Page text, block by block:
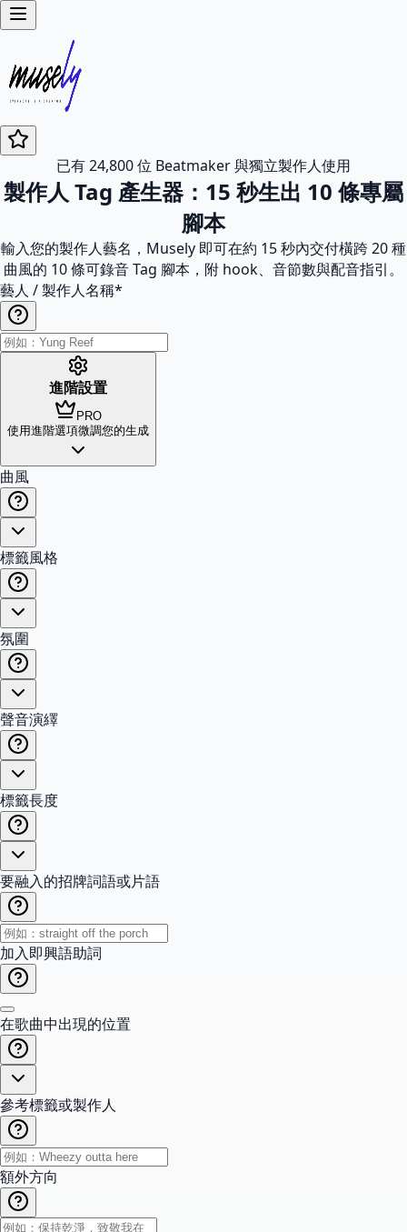
已有 24,800 位 Beatmaker 與獨立製作人使用
製作人 Tag 產生器：15 秒生出 10 條專屬
腳本
輸入您的製作人藝名，Musely 即可在約 15 秒內交付橫跨 20 種
曲風的 10 條可錄音 Tag 腳本，附 hook、音節數與配音指引。
藝人 / 製作人名稱*
進階設置
PRO
使用進階選項微調您的生成
曲風
標籤風格
氛圍
聲音演繹
標籤長度
要融入的招牌詞語或片語
加入即興語助詞
在歌曲中出現的位置
參考標籤或製作人
額外方向